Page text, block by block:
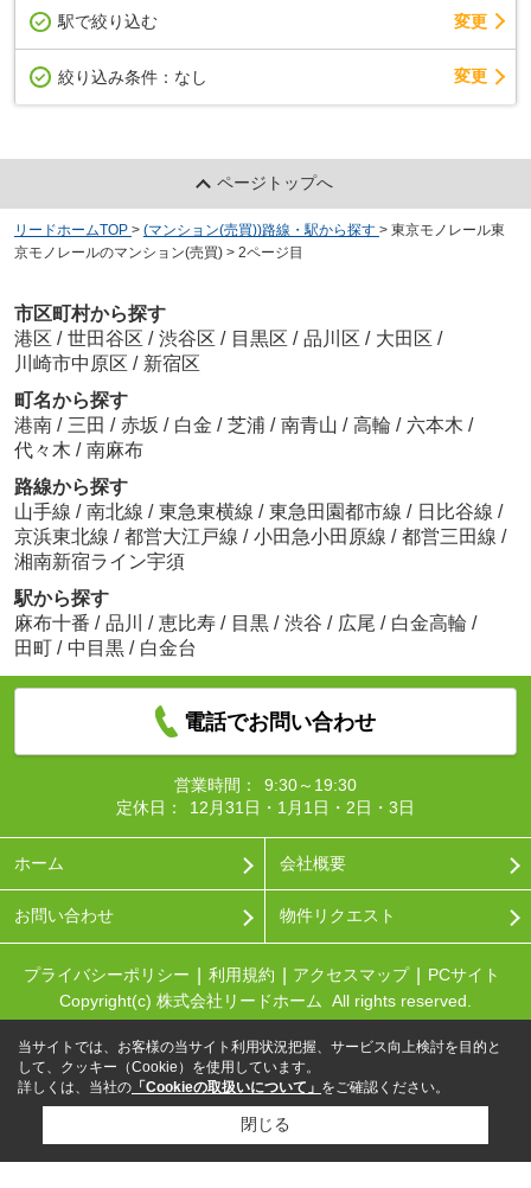
駅で絞り込む 変更
絞り込み条件： なし 変更
ページトップへ
リードホームTOP > (マンション(売買))路線・駅から探す > 東京モノレール東
京モノレールのマンション(売買) > 2ページ目
市区町村から探す
港区 / 世田谷区 / 渋谷区 / 目黒区 / 品川区 / 大田区 /
川崎市中原区 / 新宿区
町名から探す
港南 / 三田 / 赤坂 / 白金 / 芝浦 / 南青山 / 高輪 / 六本木 /
代々木 / 南麻布
路線から探す
山手線 / 南北線 / 東急東横線 / 東急田園都市線 / 日比谷線 /
京浜東北線 / 都営大江戸線 / 小田急小田原線 / 都営三田線 /
湘南新宿ライン宇須
駅から探す
麻布十番 / 品川 / 恵比寿 / 目黒 / 渋谷 / 広尾 / 白金高輪 /
田町 / 中目黒 / 白金台
電話でお問い合わせ
営業時間：
9:30～19:30
定休日：
12月31日・1月1日・2日・3日
ホーム 会社概要
お問い合わせ 物件リクエスト
プライバシーポリシー 利用規約 アクセスマップ
PCサイト
Copyright(c) 株式会社リードホーム All rights reserved.
当サイトでは、お客様の当サイト利用状況把握、サービス向上検討を目的と
して、クッキー（Cookie）を使用しています。
詳しくは、当社の 「Cookieの取扱いについて」 をご確認ください。
閉じる